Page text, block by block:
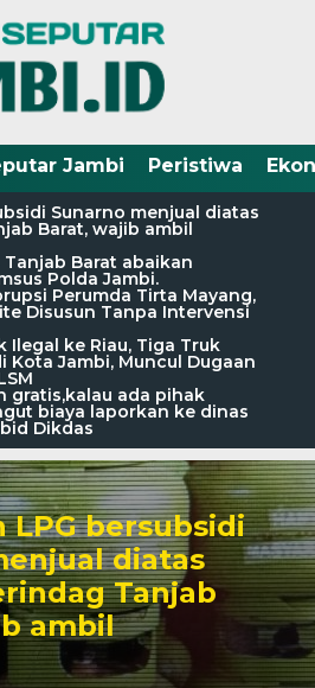
Jambi Peristiwa
Sunarno menjual diatas
Barat, wajib ambil
Barat abaikan
Polda Jambi.
Perumda Tirta Mayang,
Disusun Tanpa Intervensi
Ilegal ke Riau, Tiga Truk
Kota Jambi, Muncul Dugaan
gratis,kalau ada pihak
biaya laporkan ke dinas
Dikdas
LPG bersubsidi
diatas
Tanjab
ambil